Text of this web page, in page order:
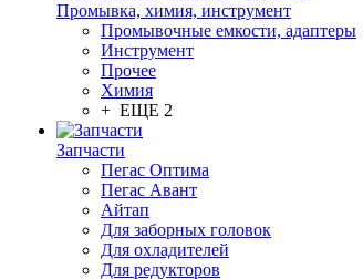
Промывка, химия, инструмент
Промывочные емкости, адаптеры
Инструмент
Прочее
Химия
+ ЕЩЕ 2
Запчасти
Пегас Оптима
Пегас Авант
Айтап
Для заборных головок
Для охладителей
Для редукторов